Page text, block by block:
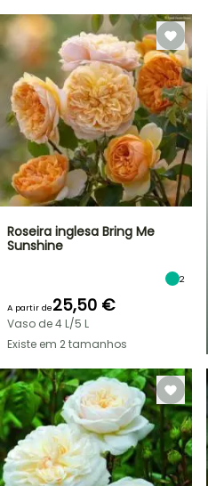
VENDAS
RELÂMPAGO
ATÉ
30%
Roseira inglesa Bring Me
Sunshine
2
A partir de25,50 €
Vaso de 4 L/5 L
Existe em 2 tamanhos